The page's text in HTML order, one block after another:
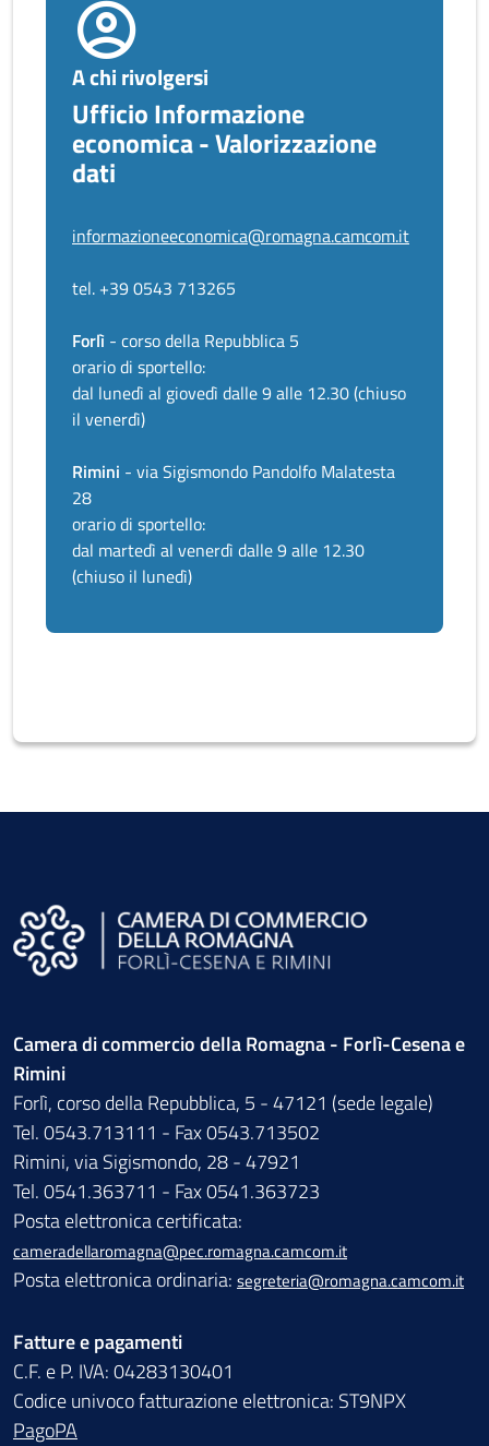
A chi rivolgersi
Ufficio Informazione
economica - Valorizzazione
dati
informazioneeconomica@romagna.camcom.it
tel. +39 0543 713265
Forlì - corso della Repubblica 5
orario di sportello:
dal lunedì al giovedì dalle 9 alle 12.30 (chiuso
il venerdì)
Rimini - via Sigismondo Pandolfo Malatesta
28
orario di sportello:
dal martedì al venerdì dalle 9 alle 12.30
(chiuso il lunedì)
Camera di commercio della Romagna - Forlì-Cesena e
Rimini
Forlì, corso della Repubblica, 5 - 47121 (sede legale)
Tel. 0543.713111 - Fax 0543.713502
Rimini, via Sigismondo, 28 - 47921
Tel. 0541.363711 - Fax 0541.363723
Posta elettronica certificata:
cameradellaromagna@pec.romagna.camcom.it
Posta elettronica ordinaria: segreteria@romagna.camcom.it
Fatture e pagamenti
C.F. e P. IVA: 04283130401
Codice univoco fatturazione elettronica: ST9NPX
PagoPA